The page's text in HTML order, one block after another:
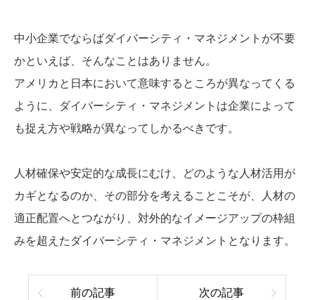
中小企業でならばダイバーシティ・マネジメントが不要
かといえば、そんなことはありません。
アメリカと日本において意味するところが異なってくる
ように、ダイバーシティ・マネジメントは企業によって
も捉え方や戦略が異なってしかるべきです。
人材確保や安定的な成長にむけ、どのような人材活用が
カギとなるのか、その部分を考えることこそが、人材の
適正配置へとつながり、対外的なイメージアップの枠組
みを超えたダイバーシティ・マネジメントとなります。
前の記事 次の記事